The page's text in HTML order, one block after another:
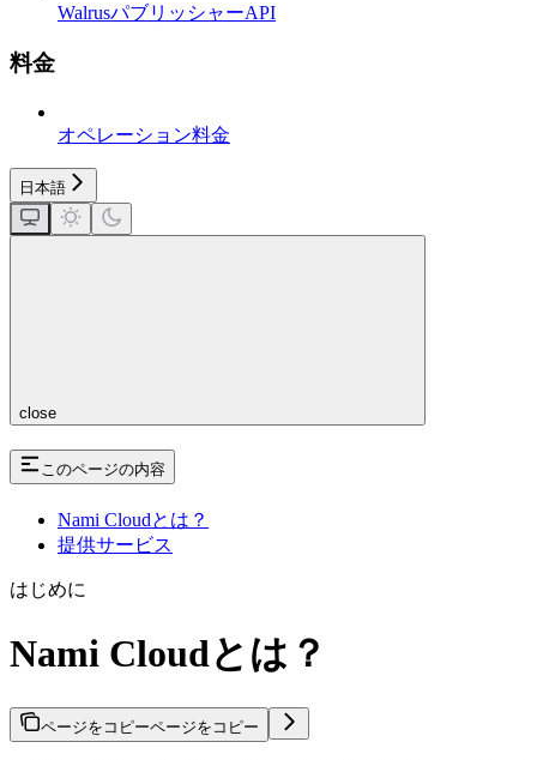
WalrusパブリッシャーAPI
料金
オペレーション料金
日本語
close
このページの内容
Nami Cloudとは？
提供サービス
はじめに
Nami Cloudとは？
ページをコピーページをコピー